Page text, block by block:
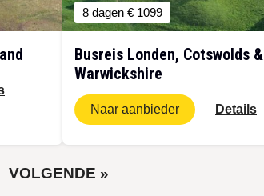
8 dagen € 1099
Busreis Londen, Cotswolds &
Warwickshire
Naar aanbieder Details
VOLGENDE
VOLGENDE »